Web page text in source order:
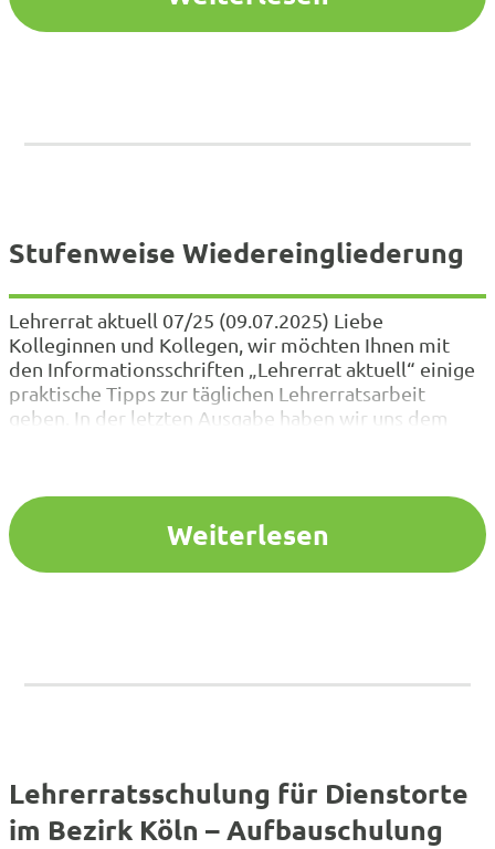
kann daher…
Stufenweise Wiedereingliederung
Lehrerrat aktuell 07/25 (09.07.2025) Liebe
Kolleginnen und Kollegen, wir möchten Ihnen mit
den Informationsschriften „Lehrerrat aktuell“ einige
praktische Tipps zur täglichen Lehrerratsarbeit
geben. In der letzten Ausgabe haben wir uns dem
stufenweisen Wiedereingliederung beschäftigen
werden. Die…
Weiterlesen
Lehrerratsschulung für Dienstorte
im Bezirk Köln – Aufbauschulung